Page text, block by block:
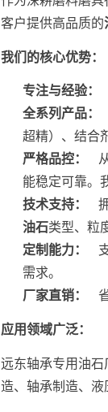
客户提供高品质的
我们的核心优势：
专注与经验：
全系列产品：
超精）、结合
严格品控：
能稳定可靠。
技术支持：
油石类型、粒
定制能力：
需求。
厂家直销：
应用领域广泛：
远东轴承专用油石
造、轴承制造、液